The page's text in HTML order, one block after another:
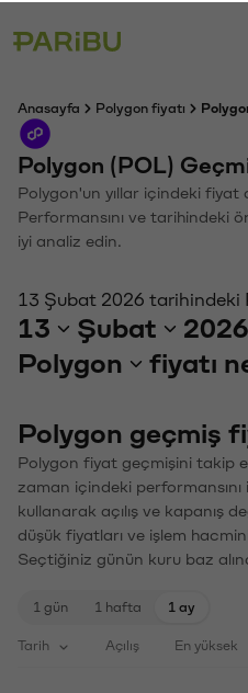
Anasayfa Polygon fiyatı
Polygon (POL)
Polygon'un yıllar içindeki fiyat
Performansını ve tarihindeki
iyi analiz edin.
13 Şubat 2026 tarihindeki
13 Şubat 2026
Polygon
fiyatı
Polygon geçmiş
Polygon fiyat geçmişini takip
zaman içindeki
kullanarak açılış ve kapanış
düşük fiyatları ve işlem
Seçtiğiniz günün kuru baz
1 gün 1 hafta 1 ay
Tarih Açılış En yüksek